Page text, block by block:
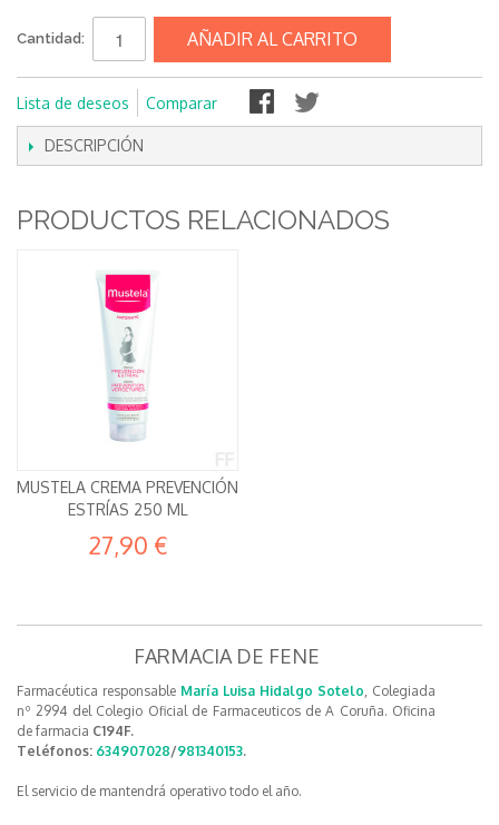
Cantidad: AÑADIR AL CARRITO
Lista de deseos Comparar
DESCRIPCIÓN
PRODUCTOS RELACIONADOS
MUSTELA CREMA PREVENCIÓN
ESTRÍAS 250 ML
27,90 €
FARMACIA DE FENE
Farmacéutica responsable María Luisa Hidalgo Sotelo, Colegiada
nº 2994 del Colegio Oficial de Farmaceuticos de A Coruña. Oficina
de farmacia C194F.
Teléfonos: 634907028/981340153.
El servicio de mantendrá operativo todo el año.